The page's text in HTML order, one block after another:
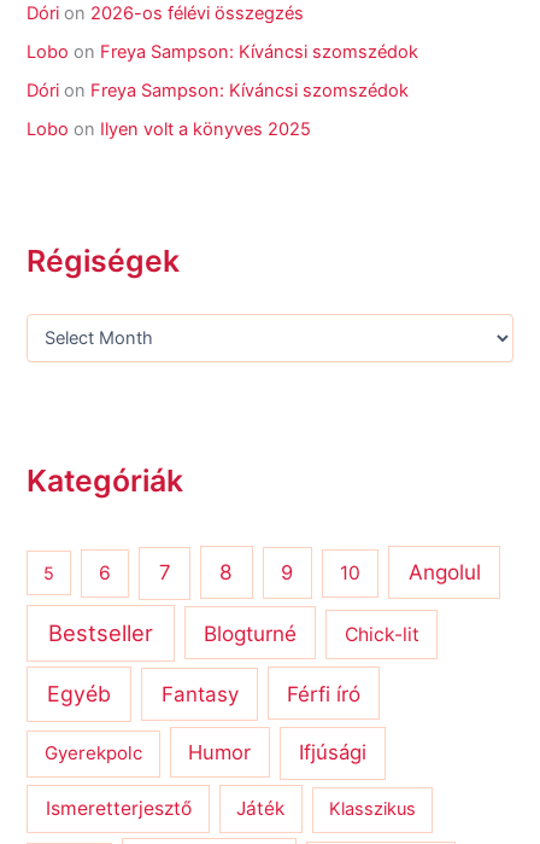
Dóri on 2026-os félévi összegzés
Lobo on Freya Sampson: Kíváncsi szomszédok
Dóri on Freya Sampson: Kíváncsi szomszédok
Lobo on Ilyen volt a könyves 2025
Régiségek
Kategóriák
5 6 7 8 9 10 Angolul
Bestseller Blogturné Chick-lit
Egyéb Fantasy Férfi író
Gyerekpolc Humor Ifjúsági
Ismeretterjesztő Játék Klasszikus